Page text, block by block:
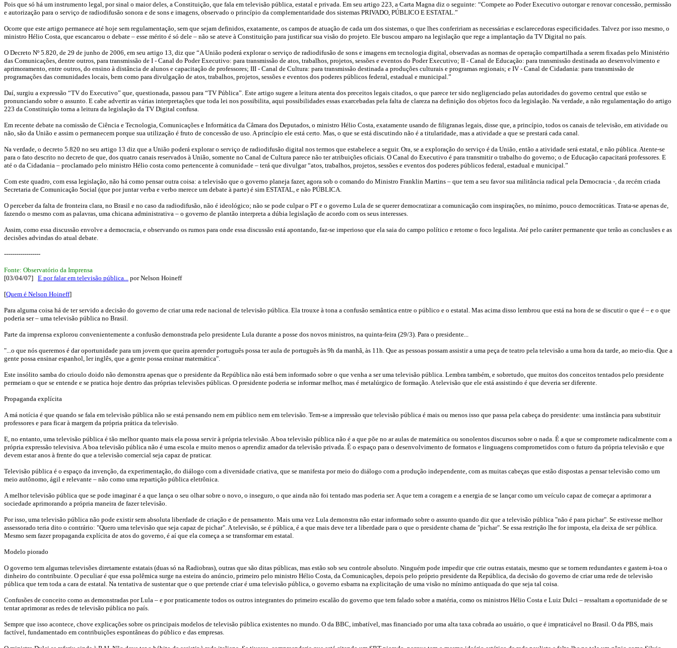
Pois que só há um instrumento legal, por sinal o maior deles, a Constituição, que fala em televisão pública, estatal e privada. Em seu artigo 223, a Carta Magna diz o seguinte: “Compete ao Poder Executivo outorgar e renovar concessão, permissão
e autorização para o serviço de radiodifusão sonora e de sons e imagens, observado o princípio da complementaridade dos sistemas PRIVADO, PÚBLICO E ESTATAL.”
Ocorre que este artigo permanece até hoje sem regulamentação, sem que sejam definidos, exatamente, os campos de atuação de cada um dos sistemas, o que lhes confeririam as necessárias e esclarecedoras especificidades. Talvez por isso mesmo, o
ministro Hélio Costa, que escancarou o debate – esse mérito é só dele – não se ateve à Constituição para justificar sua visão do projeto. Ele buscou amparo na legislação que rege a implantação da TV Digital no país.
O Decreto Nº 5.820, de 29 de junho de 2006, em seu artigo 13, diz que “A União poderá explorar o serviço de radiodifusão de sons e imagens em tecnologia digital, observadas as normas de operação compartilhada a serem fixadas pelo Ministério
das Comunicações, dentre outros, para transmissão de I - Canal do Poder Executivo: para transmissão de atos, trabalhos, projetos, sessões e eventos do Poder Executivo; II - Canal de Educação: para transmissão destinada ao desenvolvimento e
aprimoramento, entre outros, do ensino à distância de alunos e capacitação de professores; III - Canal de Cultura: para transmissão destinada a produções culturais e programas regionais; e IV - Canal de Cidadania: para transmissão de
programações das comunidades locais, bem como para divulgação de atos, trabalhos, projetos, sessões e eventos dos poderes públicos federal, estadual e municipal.”
Daí, surgiu a expressão “TV do Executivo” que, questionada, passou para “TV Pública”. Este artigo sugere a leitura atenta dos preceitos legais citados, o que parece ter sido negligenciado pelas autoridades do governo central que estão se
pronunciando sobre o assunto. E cabe advertir as várias interpretações que toda lei nos possibilita, aqui possibilidades essas exarcebadas pela falta de clareza na definição dos objetos foco da legislação. Na verdade, a não regulamentação do artigo
223 da Constituição torna a leitura da legislação da TV Digital confusa.
Em recente debate na comissão de Ciência e Tecnologia, Comunicações e Informática da Câmara dos Deputados, o ministro Hélio Costa, exatamente usando de filigranas legais, disse que, a princípio, todos os canais de televisão, em atividade ou
não, são da União e assim o permanecem porque sua utilização é fruto de concessão de uso. A princípio ele está certo. Mas, o que se está discutindo não é a titularidade, mas a atividade a que se prestará cada canal.
Na verdade, o decreto 5.820 no seu artigo 13 diz que a União poderá explorar o serviço de radiodifusão digital nos termos que estabelece a seguir. Ora, se a exploração do serviço é da União, então a atividade será estatal, e não pública. Atente-se
para o fato descrito no decreto de que, dos quatro canais reservados à União, somente no Canal de Cultura parece não ter atribuições oficiais. O Canal do Executivo é para transmitir o trabalho do governo; o de Educação capacitará professores. E
até o da Cidadania – proclamado pelo ministro Hélio costa como pertencente à comunidade – terá que divulgar “atos, trabalhos, projetos, sessões e eventos dos poderes públicos federal, estadual e municipal.”
Com este quadro, com essa legislação, não há como pensar outra coisa: a televisão que o governo planeja fazer, agora sob o comando do Ministro Franklin Martins – que tem a seu favor sua militância radical pela Democracia -, da recém criada
Secretaria de Comunicação Social (que por juntar verba e verbo merece um debate à parte) é sim ESTATAL, e não PÚBLICA.
O perceber da falta de fronteira clara, no Brasil e no caso da radiodifusão, não é ideológico; não se pode culpar o PT e o governo Lula de se querer democratizar a comunicação com inspirações, no mínimo, pouco democráticas. Trata-se apenas de,
fazendo o mesmo com as palavras, uma chicana administrativa – o governo de plantão interpreta a dúbia legislação de acordo com os seus interesses.
Assim, como essa discussão envolve a democracia, e observando os rumos para onde essa discussão está apontando, faz-se imperioso que ela saia do campo político e retome o foco legalista. Até pelo caráter permanente que terão as conclusões e as
decisões advindas do atual debate.
------------------
Fonte: Observatório da Imprensa
[03/04/07] E por falar em televisão pública... por Nelson Hoineff
[Quem é Nelson Hoineff]
Para alguma coisa há de ter servido a decisão do governo de criar uma rede nacional de televisão pública. Ela trouxe à tona a confusão semântica entre o público e o estatal. Mas acima disso lembrou que está na hora de se discutir o que é – e o que
poderia ser – uma televisão pública no Brasil.
Parte da imprensa explorou convenientemente a confusão demonstrada pelo presidente Lula durante a posse dos novos ministros, na quinta-feira (29/3). Para o presidente...
"...o que nós queremos é dar oportunidade para um jovem que queira aprender português possa ter aula de português às 9h da manhã, às 11h. Que as pessoas possam assistir a uma peça de teatro pela televisão a uma hora da tarde, ao meio-dia. Que a
gente possa ensinar espanhol, ler inglês, que a gente possa ensinar matemática".
Este insólito samba do crioulo doido não demonstra apenas que o presidente da República não está bem informado sobre o que venha a ser uma televisão pública. Lembra também, e sobretudo, que muitos dos conceitos tentados pelo presidente
permeiam o que se entende e se pratica hoje dentro das próprias televisões públicas. O presidente poderia se informar melhor, mas é metalúrgico de formação. A televisão que ele está assistindo é que deveria ser diferente.
Propaganda explícita
A má notícia é que quando se fala em televisão pública não se está pensando nem em público nem em televisão. Tem-se a impressão que televisão pública é mais ou menos isso que passa pela cabeça do presidente: uma instância para substituir
professores e para ficar à margem da própria prática da televisão.
E, no entanto, uma televisão pública é tão melhor quanto mais ela possa servir à própria televisão. A boa televisão pública não é a que põe no ar aulas de matemática ou sonolentos discursos sobre o nada. É a que se compromete radicalmente com a
própria expressão televisiva. A boa televisão pública não é uma escola e muito menos o aprendiz amador da televisão privada. É o espaço para o desenvolvimento de formatos e linguagens comprometidos com o futuro da própria televisão e que
devem estar anos à frente do que a televisão comercial seja capaz de praticar.
Televisão pública é o espaço da invenção, da experimentação, do diálogo com a diversidade criativa, que se manifesta por meio do diálogo com a produção independente, com as muitas cabeças que estão dispostas a pensar televisão como um
meio autônomo, ágil e relevante – não como uma repartição pública eletrônica.
A melhor televisão pública que se pode imaginar é a que lança o seu olhar sobre o novo, o inseguro, o que ainda não foi tentado mas poderia ser. A que tem a coragem e a energia de se lançar como um veículo capaz de começar a aprimorar a
sociedade aprimorando a própria maneira de fazer televisão.
Por isso, uma televisão pública não pode existir sem absoluta liberdade de criação e de pensamento. Mais uma vez Lula demonstra não estar informado sobre o assunto quando diz que a televisão pública "não é para pichar". Se estivesse melhor
assessorado teria dito o contrário: "Quero uma televisão que seja capaz de pichar". A televisão, se é pública, é a que mais deve ter a liberdade para o que o presidente chama de "pichar". Se essa restrição lhe for imposta, ela deixa de ser pública.
Mesmo sem fazer propaganda explícita de atos do governo, é aí que ela começa a se transformar em estatal.
Modelo piorado
O governo tem algumas televisões diretamente estatais (duas só na Radiobras), outras que são ditas públicas, mas estão sob seu controle absoluto. Ninguém pode impedir que crie outras estatais, mesmo que se tornem redundantes e gastem à-toa o
dinheiro do contribuinte. O peculiar é que essa polêmica surge na esteira do anúncio, primeiro pelo ministro Hélio Costa, da Comunicações, depois pelo próprio presidente da República, da decisão do governo de criar uma rede de televisão
pública que tem toda a cara de estatal. Na tentativa de sustentar que o que pretende criar é uma televisão pública, o governo esbarra na explicitação de uma visão no mínimo antiquada do que seja tal coisa.
Confusões de conceito como as demonstradas por Lula – e por praticamente todos os outros integrantes do primeiro escalão do governo que tem falado sobre a matéria, como os ministros Hélio Costa e Luiz Dulci – ressaltam a oportunidade de se
tentar aprimorar as redes de televisão pública no país.
Sempre que isso acontece, chove explicações sobre os principais modelos de televisão pública existentes no mundo. O da BBC, imbatível, mas financiado por uma alta taxa cobrada ao usuário, o que é impraticável no Brasil. O da PBS, mais
factível, fundamentado em contribuições espontâneas do público e das empresas.